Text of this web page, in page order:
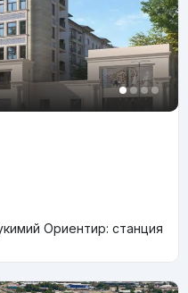
Ориентир: станция